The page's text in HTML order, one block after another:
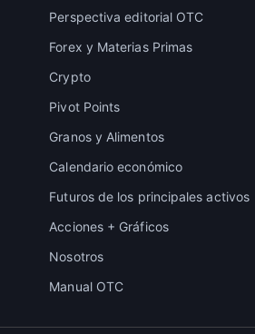
Perspectiva editorial OTC
Forex y Materias Primas
Crypto
Pivot Points
Granos y Alimentos
Calendario económico
Futuros de los principales activos
Acciones + Gráficos
Nosotros
Manual OTC